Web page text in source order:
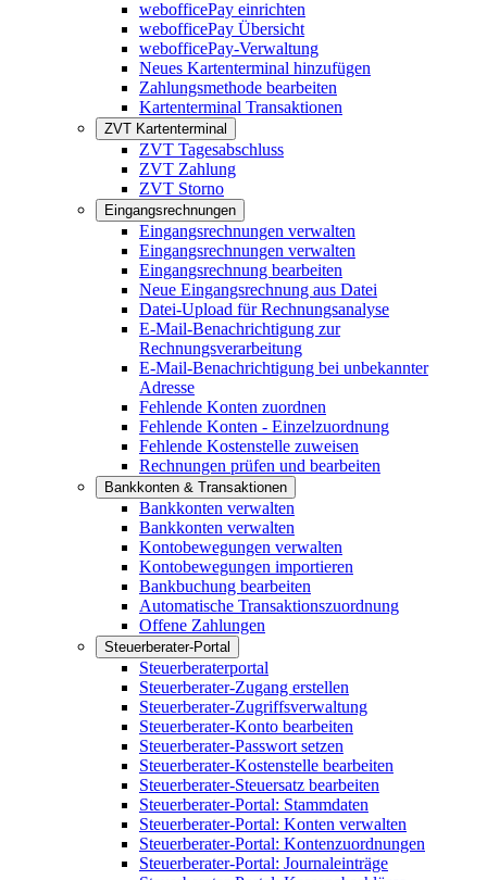
webofficePay einrichten
webofficePay Übersicht
webofficePay-Verwaltung
Neues Kartenterminal hinzufügen
Zahlungsmethode bearbeiten
Kartenterminal Transaktionen
ZVT Kartenterminal
ZVT Tagesabschluss
ZVT Zahlung
ZVT Storno
Eingangsrechnungen
Eingangsrechnungen verwalten
Eingangsrechnungen verwalten
Eingangsrechnung bearbeiten
Neue Eingangsrechnung aus Datei
Datei-Upload für Rechnungsanalyse
E-Mail-Benachrichtigung zur
Rechnungsverarbeitung
E-Mail-Benachrichtigung bei unbekannter
Adresse
Fehlende Konten zuordnen
Fehlende Konten - Einzelzuordnung
Fehlende Kostenstelle zuweisen
Rechnungen prüfen und bearbeiten
Bankkonten & Transaktionen
Bankkonten verwalten
Bankkonten verwalten
Kontobewegungen verwalten
Kontobewegungen importieren
Bankbuchung bearbeiten
Automatische Transaktionszuordnung
Offene Zahlungen
Steuerberater-Portal
Steuerberaterportal
Steuerberater-Zugang erstellen
Steuerberater-Zugriffsverwaltung
Steuerberater-Konto bearbeiten
Steuerberater-Passwort setzen
Steuerberater-Kostenstelle bearbeiten
Steuerberater-Steuersatz bearbeiten
Steuerberater-Portal: Stammdaten
Steuerberater-Portal: Konten verwalten
Steuerberater-Portal: Kontenzuordnungen
Steuerberater-Portal: Journaleinträge